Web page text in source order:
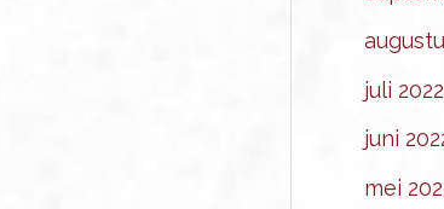
juli 2022
juni
mei